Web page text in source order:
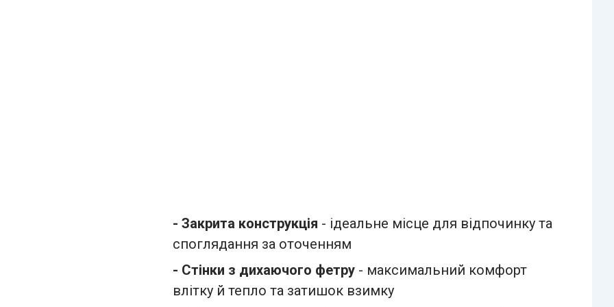
- Закрита конструкція - ідеальне місце для відпочинку та
споглядання за оточенням
- Стінки з дихаючого фетру- максимальний комфорт
влітку й тепло та затишок взимку